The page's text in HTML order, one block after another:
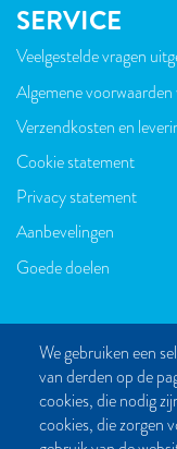
We gebruiken een
van derden op de
cookies, die nodig
cookies, die zorgen
SERVICE
VOET
Veelgestelde vragen
Algemene voorwaarden
Verzendkosten en
Cookie statement
Privacy statement
Aanbevelingen
Goede doelen
CONTACT
Post- en bezoekadres: